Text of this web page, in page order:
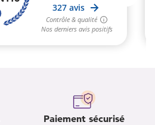
Paiement sécurisé